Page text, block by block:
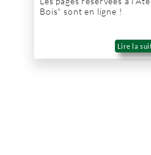
Bois" sont en ligne !
Lire la